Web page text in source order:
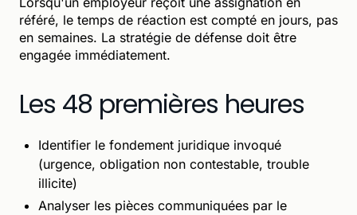
référé, le temps de réaction est compté en jours, pas
en semaines. La stratégie de défense doit être
engagée immédiatement.
Les 48 premières heures
Identifier le fondement juridique invoqué
(urgence, obligation non contestable, trouble
illicite)
Analyser les pièces communiquées par le